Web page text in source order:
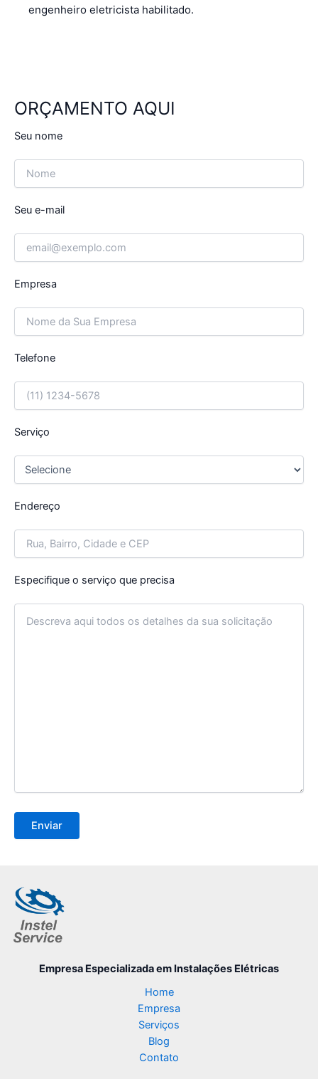
engenheiro eletricista habilitado.
ORÇAMENTO AQUI
Seu nome
Seu e-mail
Empresa
Telefone
Serviço
Endereço
Especifique o serviço que precisa
Empresa Especializadaem Instalações Elétricas
Home
Empresa
Serviços
Blog
Contato